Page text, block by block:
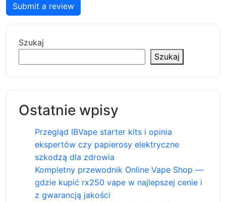
Submit a review
Szukaj
Szukaj
Ostatnie wpisy
Przegląd IBVape starter kits i opinia
ekspertów czy papierosy elektryczne
szkodzą dla zdrowia
Kompletny przewodnik Online Vape Shop —
gdzie kupić rx250 vape w najlepszej cenie i
z gwarancją jakości